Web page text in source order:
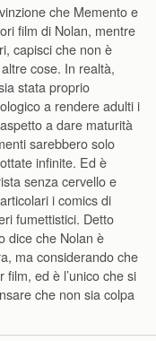
che Memento e
film di Nolan, mentre
capisci che non è
cose. In realtà,
stata proprio
a rendere adulti i
a dare maturità
sarebbero solo
infinite. Ed è
senza cervello e
i comics di
fumettistici. Detto
dice che Nolan è
ma considerando che
film, ed è l’unico che si
che non sia colpa